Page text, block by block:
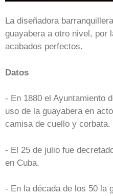
La diseñadora
guayabera a otro nivel, por
acabados perfectos.
Datos
- En 1880 el Ayuntamiento
uso de la guayabera en
camisa de cuello y corbata.
- El 25 de julio fue
en Cuba.
- En la década de los 50 la